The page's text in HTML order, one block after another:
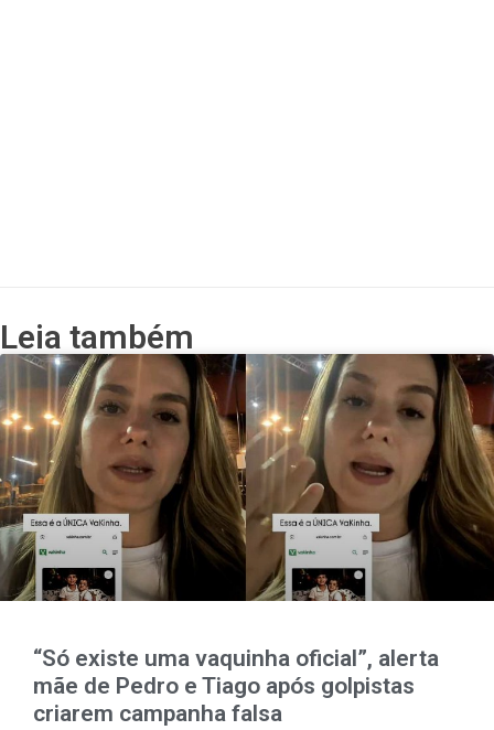
Leia também
“Só existe uma vaquinha oficial”, alerta
mãe de Pedro e Tiago após golpistas
criarem campanha falsa